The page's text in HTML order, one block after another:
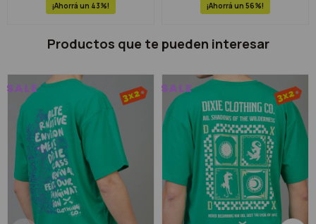
43 56
Productos que te pueden interesar